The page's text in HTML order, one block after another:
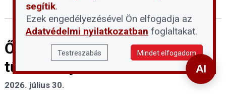
Ősztől 5 százalékra csökken a
tűzifa áfája
2026. július 30.
segítik.
Ezek engedélyezésével Ön elfogadja az
Adatvédelmi nyilatkozatban foglaltakat.
Testreszabás Mindet elfogadom